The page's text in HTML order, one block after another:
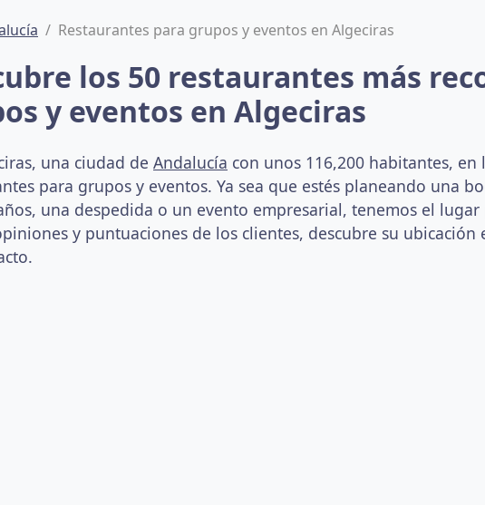
Restaurantes para grupos y eventos en Algeciras
los 50 restaurantes más
y eventos en Algeciras
una ciudad de Andalucía con unos 116,200 habitantes,
para grupos y eventos. Ya sea que estés planeando una
una despedida o un evento empresarial, tenemos el
y puntuaciones de los clientes, descubre su